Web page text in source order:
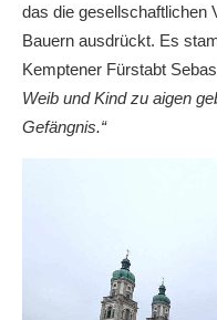
das die gesellschaftlichen
Bauern ausdrückt. Es
Kemptener Fürstabt
Weib und Kind zu aigen
Gefängnis.“